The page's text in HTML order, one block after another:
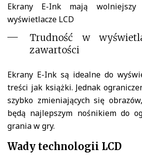
Ekrany E-Ink mają
wyświetlacze LCD
Trudność w
zawartości
Ekrany E-Ink są idealne do
treści jak książki. Jednak
szybko zmieniających się
będą najlepszym nośnikiem do
grania w gry.
Wady technologii LCD